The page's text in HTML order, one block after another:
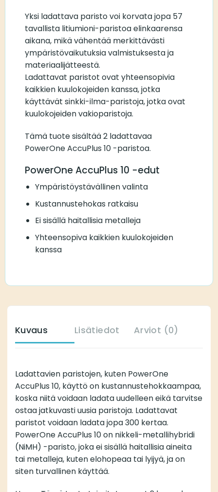
Yksi ladattava paristo voi korvata jopa 57
tavallista litiumioni-paristoa elinkaarensa
aikana, mikä vähentää merkittävästi
ympäristövaikutuksia valmistuksesta ja
materiaalijätteestä.
Ladattavat paristot ovat yhteensopivia
kaikkien kuulokojeiden kanssa, jotka
käyttävät sinkki-ilma-paristoja, jotka ovat
kuulokojeiden vakioparistoja.
Tämä tuote sisältää 2 ladattavaa
PowerOne AccuPlus 10 -paristoa.
PowerOne AccuPlus 10 -edut
Ympäristöystävällinen valinta
Kustannustehokas ratkaisu
Ei sisällä haitallisia metalleja
Yhteensopiva kaikkien kuulokojeiden
kanssa
Kuvaus Lisätiedot Arviot (0)
Ladattavien paristojen, kuten PowerOne
AccuPlus 10, käyttö on kustannustehokkaampaa,
koska niitä voidaan ladata uudelleen eikä tarvitse
ostaa jatkuvasti uusia paristoja. Ladattavat
paristot voidaan ladata jopa 300 kertaa.
PowerOne AccuPlus 10 on nikkeli-metallihybridi
(NiMH) -paristo, joka ei sisällä haitallisia aineita
tai metalleja, kuten elohopeaa tai lyijyä, ja on
siten turvallinen käyttää.